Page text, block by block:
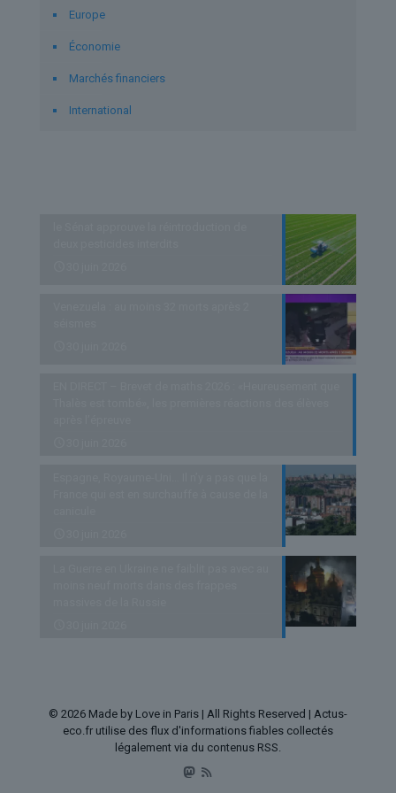
Europe
Économie
Marchés financiers
International
© 2026 Made by Love in Paris | All Rights Reserved | Actus-
eco.fr utilise des flux d'informations fiables collectés
légalement via du contenus RSS.